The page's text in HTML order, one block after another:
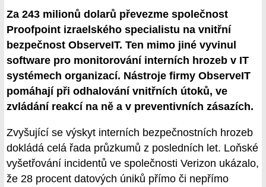
Za 243 milionů dolarů převezme společnost
Proofpoint izraelského specialistu na vnitřní
bezpečnost ObserveIT. Ten mimo jiné vyvinul
software pro monitorování interních hrozeb v IT
systémech organizací. Nástroje firmy ObserveIT
pomáhají při odhalování vnitřních útoků, ve
zvládání reakcí na ně a v preventivních zásazích.
Zvyšující se výskyt interních bezpečnostních hrozeb
dokládá celá řada průzkumů z posledních let. Loňské
vyšetřování incidentů ve společnosti Verizon ukázalo,
že 28 procent datových úniků přímo či nepřímo